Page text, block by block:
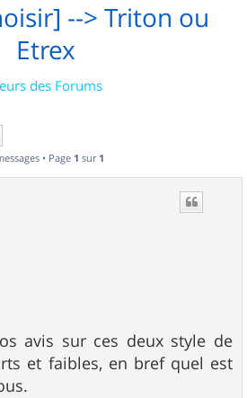
--> Triton ou
Etrex
des Forums
• Page 1 sur 1
avis sur ces deux style de
et faibles, en bref quel est